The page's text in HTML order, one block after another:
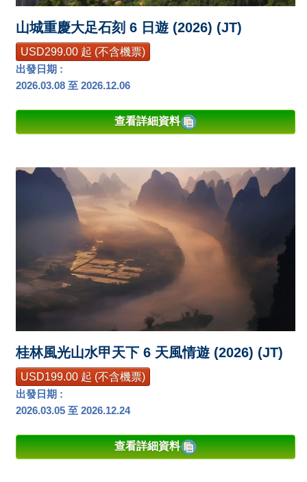
山城重慶大足石刻 6 日遊 (2026) (JT)
USD299.00 起 (不含機票)
出發日期 :
2026.03.08 至 2026.12.06
查看詳細資料
桂林風光山水甲天下 6 天風情遊 (2026) (JT)
USD199.00 起 (不含機票)
出發日期 :
2026.03.05 至 2026.12.24
查看詳細資料